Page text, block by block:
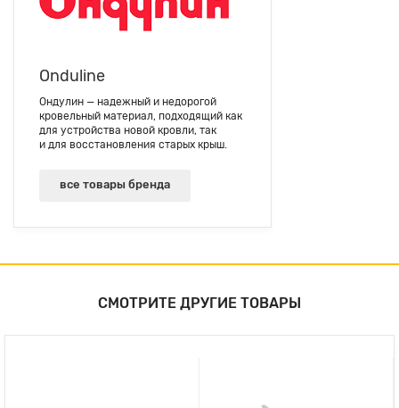
Onduline
Ондулин — надежный и недорогой
кровельный материал, подходящий как
для устройства новой кровли, так
и для восстановления старых крыш.
все товары бренда
СМОТРИТЕ ДРУГИЕ ТОВАРЫ